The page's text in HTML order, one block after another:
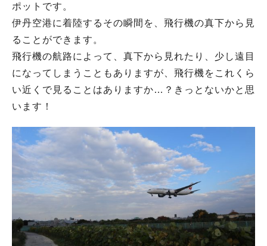
ポットです。
伊丹空港に着陸するその瞬間を、飛行機の真下から見
ることができます。
飛行機の航路によって、真下から見れたり、少し遠目
になってしまうこともありますが、飛行機をこれくら
い近くで見ることはありますか…？きっとないかと思
います！